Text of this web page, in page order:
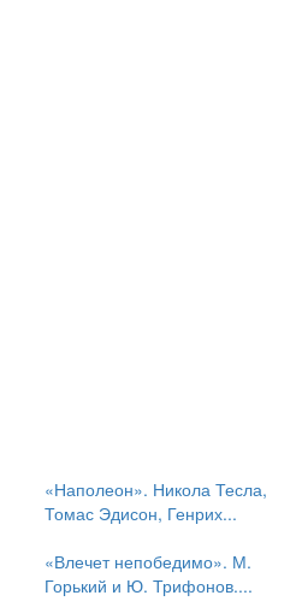
«Наполеон». Никола Тесла,
Томас Эдисон, Генрих...
«Влечет непобедимо». М.
Горький и Ю. Трифонов....